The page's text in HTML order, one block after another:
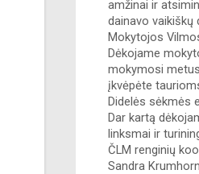
amžinai ir
dainavo vaikiškų
Mokytojos
Dėkojame
mokymosi
įkvėpėte
Didelės sėkmės
Dar kartą
linksmai ir
ČLM renginių
Sandra Krumhorn